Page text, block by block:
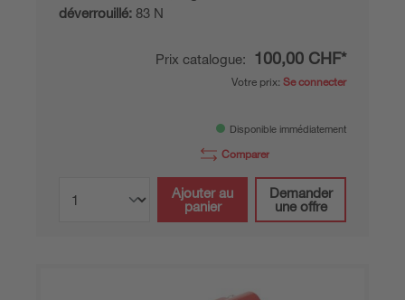
déverrouillé: 83 N
Prix catalogue: 100,00 CHF*
Votre prix: Se connecter
Disponible immédiatement
Comparer
Ajouter au
panier
Demander
une offre